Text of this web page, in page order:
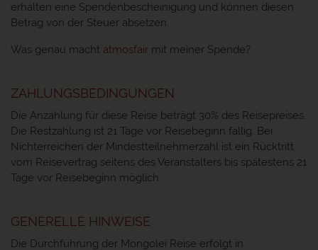
erhalten eine Spendenbescheinigung und können diesen
Betrag von der Steuer absetzen.
Was genau macht atmosfair mit meiner Spende?
ZAHLUNGSBEDINGUNGEN
Die Anzahlung für diese Reise beträgt 30% des Reisepreises.
Die Restzahlung ist 21 Tage vor Reisebeginn fällig. Bei
Nichterreichen der Mindestteilnehmerzahl ist ein Rücktritt
vom Reisevertrag seitens des Veranstalters bis spätestens 21
Tage vor Reisebeginn möglich.
GENERELLE HINWEISE
Die Durchführung der Mongolei Reise erfolgt in